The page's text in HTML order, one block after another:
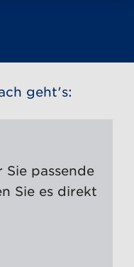
geht's:
Sie passende
Sie es direkt